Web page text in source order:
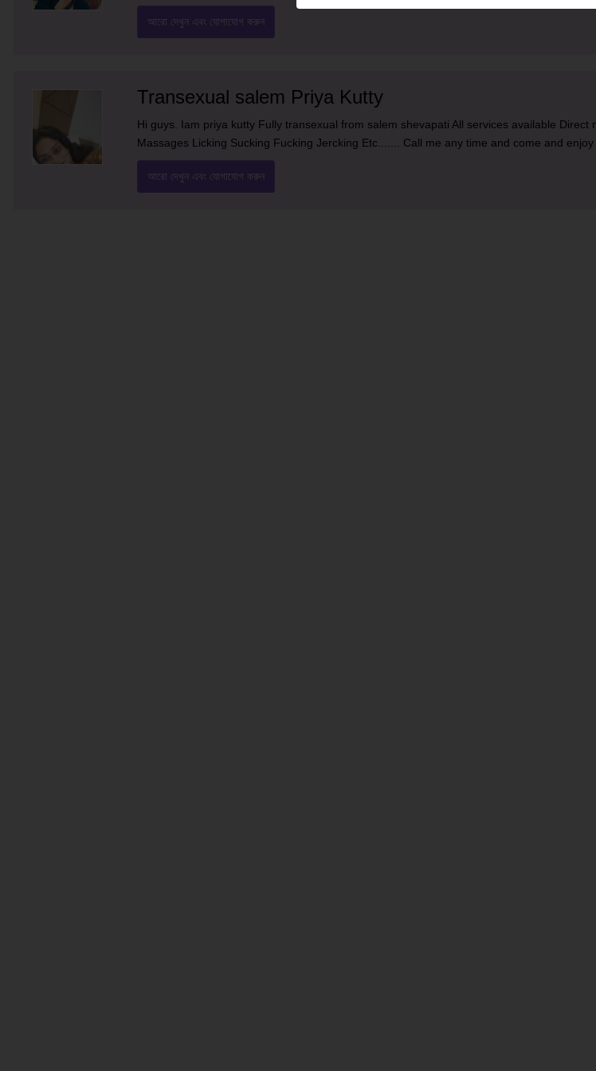
আরো দেখুন এবং যোগাযোগ করুন
Transexual salem Priya Kutty
Hi guys. Iam priya kutty Fully transexual from salem shevapati All services available Direct
Massages Licking Sucking Fucking Jercking Etc....... Call me any time and come and
আরো দেখুন এবং যোগাযোগ করুন